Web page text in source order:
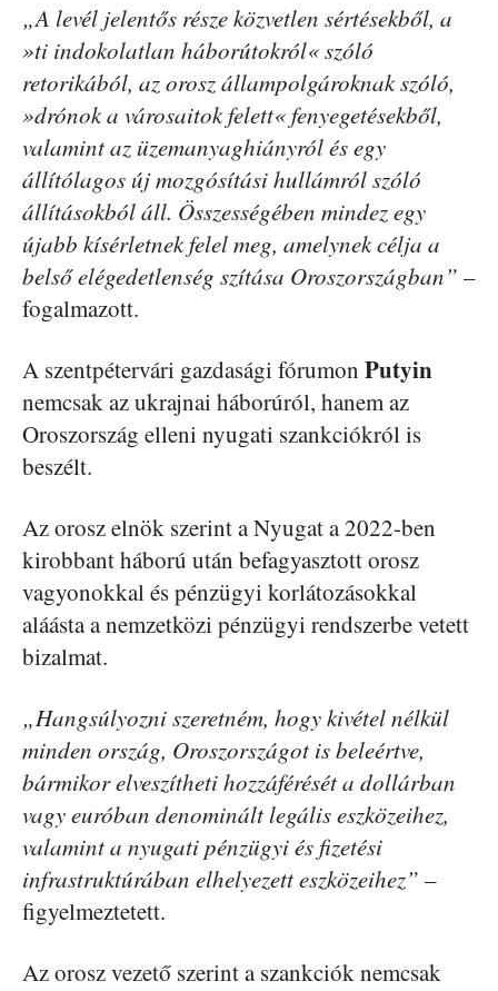
„A levél jelentős része közvetlen sértésekből, a
»ti indokolatlan háborútokról« szóló
retorikából, az orosz állampolgároknak szóló,
»drónok a városaitok felett« fenyegetésekből,
valamint az üzemanyaghiányról és egy
állítólagos új mozgósítási hullámról szóló
állításokból áll. Összességében mindez egy
újabb kísérletnek felel meg, amelynek célja a
belső elégedetlenség szítása Oroszországban” –
fogalmazott.
A szentpétervári gazdasági fórumon Putyin
nemcsak az ukrajnai háborúról, hanem az
Oroszország elleni nyugati szankciókról is
beszélt.
Az orosz elnök szerint a Nyugat a 2022-ben
kirobbant háború után befagyasztott orosz
vagyonokkal és pénzügyi korlátozásokkal
aláásta a nemzetközi pénzügyi rendszerbe vetett
bizalmat.
„Hangsúlyozni szeretném, hogy kivétel nélkül
minden ország, Oroszországot is beleértve,
bármikor elveszítheti hozzáférését a dollárban
vagy euróban denominált legális eszközeihez,
valamint a nyugati pénzügyi és fizetési
infrastruktúrában elhelyezett eszközeihez” –
figyelmeztetett.
Az orosz vezető szerint a szankciók nemcsak